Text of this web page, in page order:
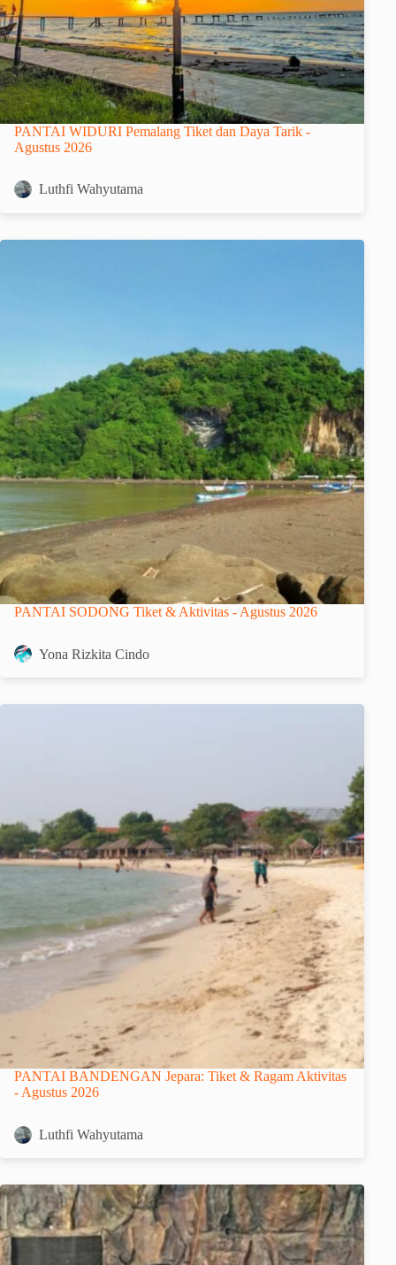
PANTAI WIDURI Pemalang Tiket dan Daya Tarik -
Agustus 2026
Luthfi Wahyutama
PANTAI SODONG Tiket & Aktivitas - Agustus 2026
Yona Rizkita Cindo
PANTAI BANDENGAN Jepara: Tiket & Ragam Aktivitas
- Agustus 2026
Luthfi Wahyutama